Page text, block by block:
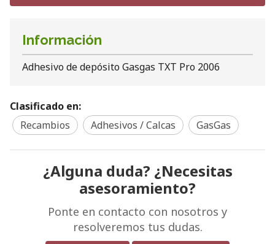
Información
Adhesivo de depósito Gasgas TXT Pro 2006
Clasificado en:
Recambios
Adhesivos / Calcas GasGas
¿Alguna duda? ¿Necesitas
asesoramiento?
Ponte en contacto con nosotros y
resolveremos tus dudas.